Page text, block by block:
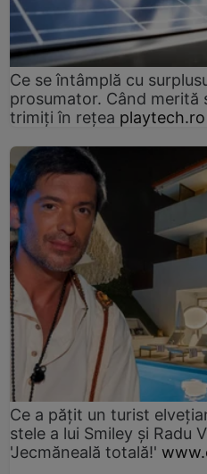
Ce se întâmplă cu
prosumator. Când merită
trimiți în rețea playtech.ro
Ce a pățit un turist
stele a lui Smiley și Radu
'Jecmăneală totală!'